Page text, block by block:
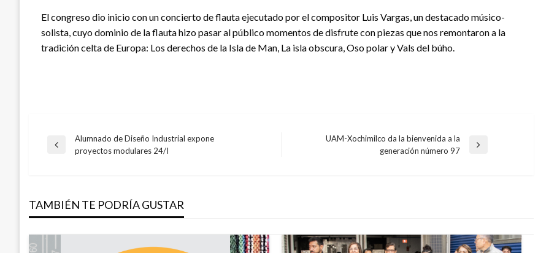
El congreso dio inicio con un concierto de flauta ejecutado por el compositor Luis Vargas, un destacado músico-
solista, cuyo dominio de la flauta hizo pasar al público momentos de disfrute con piezas que nos remontaron a la
tradición celta de Europa: Los derechos de la Isla de Man, La isla obscura, Oso polar y Vals del búho.
Navegación
entradas
Entrada
Alumnado de Diseño Industrial expone
proyectos modulares 24/I
UAM-Xochimilco da la bienvenida a la
generación número 97
TAMBIÉN TE PODRÍA GUSTAR